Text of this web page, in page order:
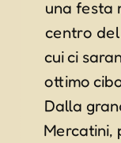
ottimo
Dalla
Mercatini,
vivo ogni
“Grease”,